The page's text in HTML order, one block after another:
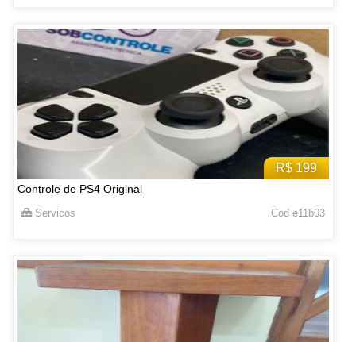
R$ 199
Controle de PS4 Original
Servicos Cod e11b03